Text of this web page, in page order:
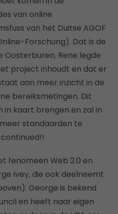
van online
van het Duitse AGOF
Forschung). Dat is de
Oosterburen. Rene legde
project inhoudt en dat er
aan meer inzicht in de
bereiksmetingen. Dit
kaart brengen en zal in
standaarden te
fenomeen Web 2.0 en
Ivey, die ook deelneemt
George is bekend
en heeft naar eigen